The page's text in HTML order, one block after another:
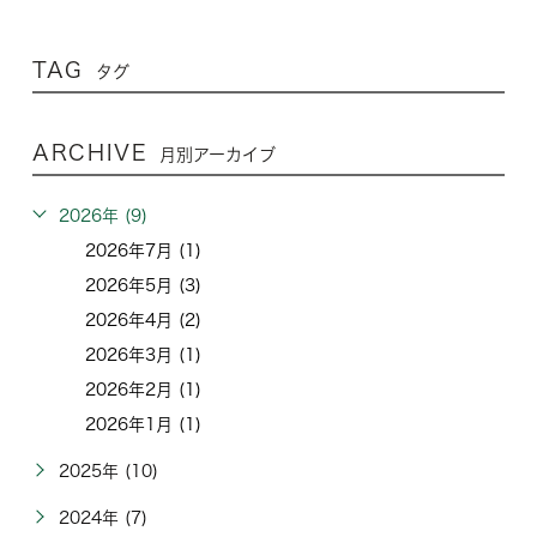
TAG タグ
ARCHIVE 月別アーカイブ
2026年 (9)
2026年7月 (1)
2026年5月 (3)
2026年4月 (2)
2026年3月 (1)
2026年2月 (1)
2026年1月 (1)
2025年 (10)
2024年 (7)